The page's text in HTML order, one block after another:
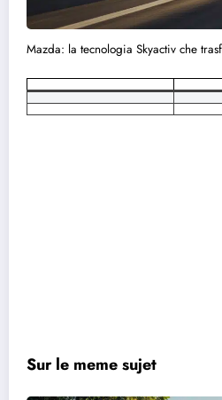
Mazda: la tecnologia Skyactiv che
Sur le meme sujet